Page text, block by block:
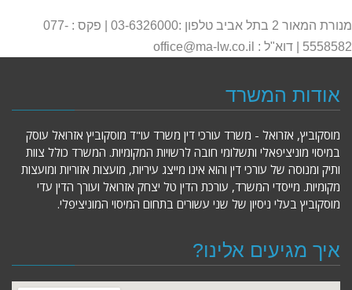
מנורת המאור 2 בתל אביב טלפון :03-6326000 | פקס : 077-
5558582 | דוא"ל : office@ma-lw.co.il
אודות המשרד
מוסקוביץ, אזרואל - משרד עורכי דין משרד עו"ד מוסקוביץ אזרואל עוסק
במיסוי מוניציפאלי ותשלומי חובה לרשויות המקומיות. המשרד כולל צוות
ותיק ומנוסה של עורכי דין והוא אינו מייצג עיריות, מועצות אזוריות ומועצות
מקומיות. מייסדי המשרד, עורכת הדין טל יצחק אזרואל ועורך הדין עדי
מוסקוביץ בעלי ניסיון של שני עשורים בתחום המיסוי המוניציפלי.
איך מגיעים אלינו?